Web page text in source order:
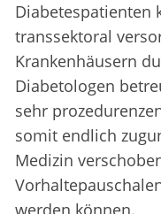
Diabetespatienten
transsektoral
Krankenhäusern
Diabetologen
sehr
somit endlich
Medizin
werden können.